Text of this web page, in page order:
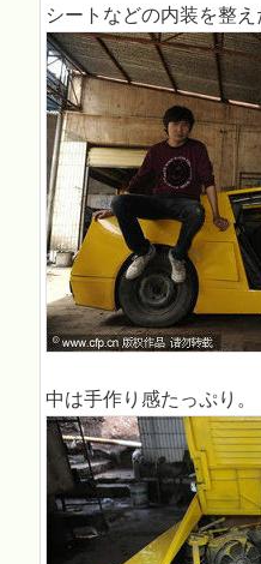
シートなどの内装を整
中は手作り感たっぷり。